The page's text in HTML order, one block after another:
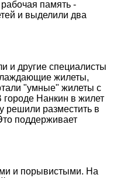
память -
и выделили два
и другие специалисты
жилеты,
"умные" жилеты с
Нанкин в жилет
решили разместить в
поддерживает
и порывистыми. На